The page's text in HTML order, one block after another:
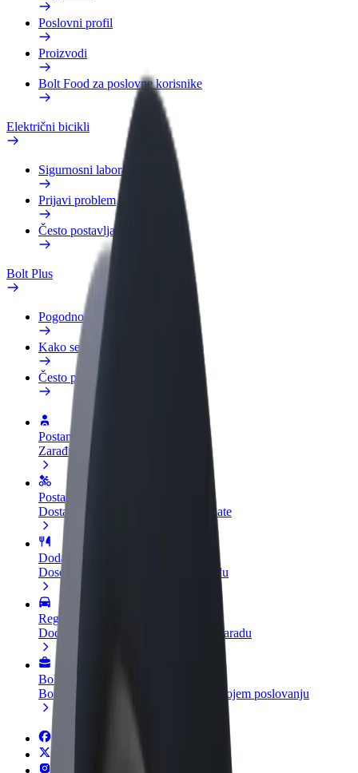
Poslovni profil
Proizvodi
Bolt Food za poslovne korisnike
Električni bicikli
Sigurnosni laboratorij
Prijavi problem
Često postavljana pitanja
Bolt Plus
Pogodnosti
Kako se pridružiti
Često postavljana pitanja
Postani vozač
Zarađuj po vlastitim uvjetima
Postani dostavljač
Dostavljaj hranu i primaj tjedne isplate
Dodaj restoran ili trgovinu
Dosegni više kupaca i povećaj zaradu
Registriraj se kao vlasnik flote
Dodaj svoju flotu na Bolt i povećaj zaradu
Bolt for Business
Bolt proizvodi i usluge prilagođeni tvojem poslovanju